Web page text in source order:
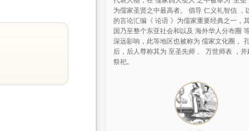
为儒家圣贤之中最高者。 倡导 仁义礼智信 ，
的言论汇编《 论语 》为儒家重要经典之一，
国乃至整个东亚社会和以及 海外华人分布圈
深远影响，此等地区也被称为 儒家文化圈 。
后，后人尊称其为 至圣先师 、 万世师表 ，并
祭祀。